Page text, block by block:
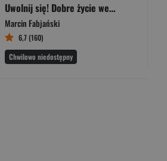
Uwolnij się! Dobre życie według siedmiu filozofów-terapeutów
Marcin Fabjański
6,7 (160)
Chwilowo niedostępny